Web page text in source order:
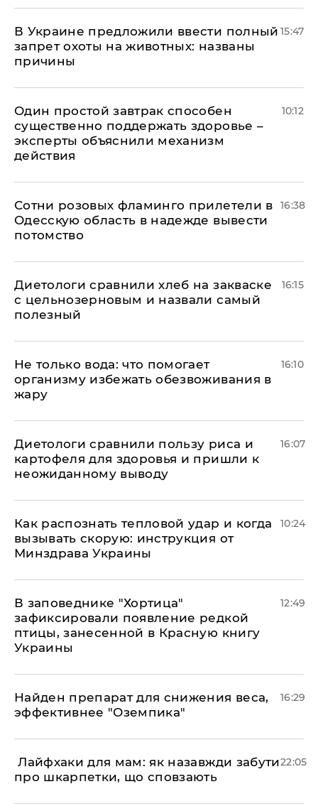
В Украине предложили ввести полный
запрет охоты на животных: названы
причины
15:47
Один простой завтрак способен
существенно поддержать здоровье –
эксперты объяснили механизм
действия
10:12
Сотни розовых фламинго прилетели в
Одесскую область в надежде вывести
потомство
16:38
Диетологи сравнили хлеб на закваске
с цельнозерновым и назвали самый
полезный
16:15
Не только вода: что помогает
организму избежать обезвоживания в
жару
16:10
Диетологи сравнили пользу риса и
картофеля для здоровья и пришли к
неожиданному выводу
16:07
Как распознать тепловой удар и когда
вызывать скорую: инструкция от
Минздрава Украины
10:24
В заповеднике "Хортица"
зафиксировали появление редкой
птицы, занесенной в Красную книгу
Украины
12:49
Найден препарат для снижения веса,
эффективнее "Оземпика"
16:29
​ Лайфхаки для мам: як назавжди забути
про шкарпетки, що сповзають
22:05